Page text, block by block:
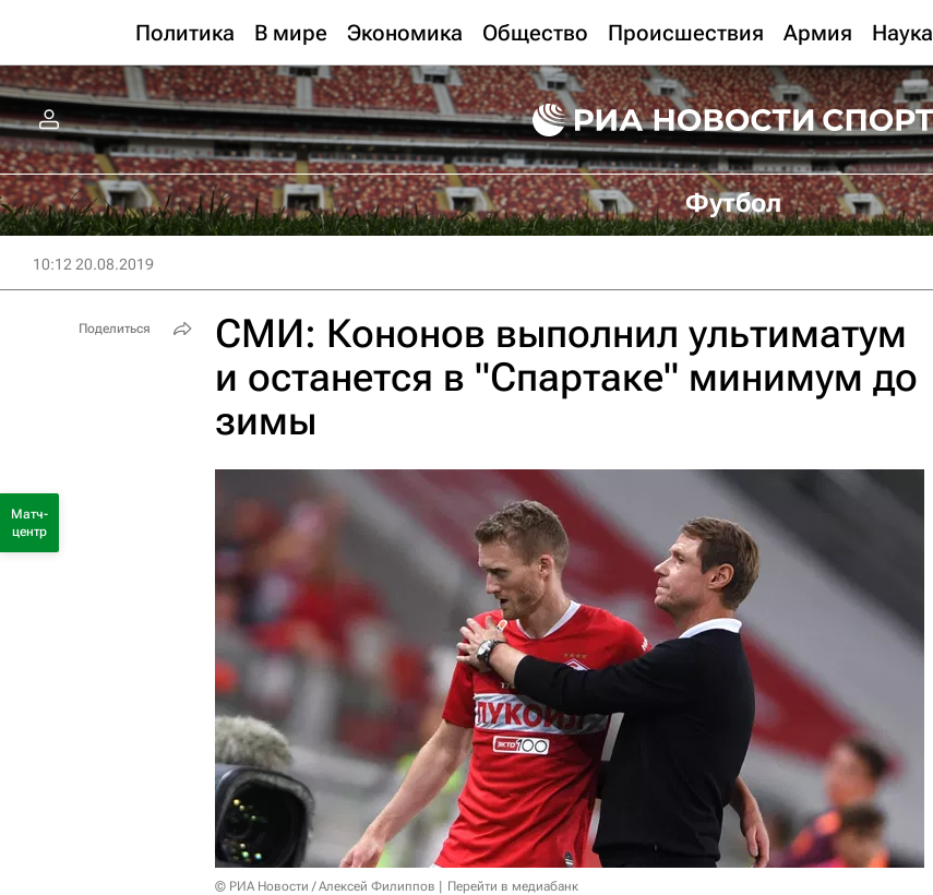
Политика В мире Экономика Общество Происшествия Армия Наука
Футбол
10:12 20.08.2019
СМИ: Кононов выполнил ультиматум
и останется в "Спартаке" минимум до
зимы
© РИА Новости / Алексей Филиппов Перейти в медиабанк
Поделиться
Матч-
центр